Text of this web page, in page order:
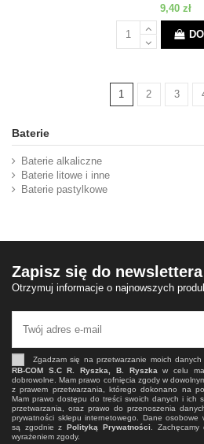
9,40 zł
1 2 3
Baterie
Baterie alkaliczne
Baterie litowe i inne
Baterie pastylkowe
Zapisz się do newslettera
Otrzymuj informacje o najnowszych
Zgadzam się na przetwarzanie moich
RB-COM S.C R. Ryszka, B. Ryszka w celu
dobrowolne. Mam prawo cofnięcia zgody w
z prawem przetwarzania, którego dokonano na
Mam prawo dostępu do treści swoich danych i ich
przetwarzania, oraz prawo do przenoszenia
prywatności sklepu internetowego. Dane osobowe
są zgodnie zPolityką Prywatności .
wyrażeniem zgody.